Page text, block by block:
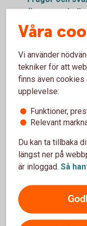
Se över
att göra? Kan
med dina
Håll koll på och
och leverantörer.
andra
till att inte göra
Arbeta aktivt
möjligt investera
konkurrenskraft.
Var försiktig.
det bra att
skapa problem i
Våra
Vi använder
tekniker för att
finns även cookies
upplevelse:
Funktioner,
Relevant
Du kan ta tillbaka
längst ner på
är inloggad. Så